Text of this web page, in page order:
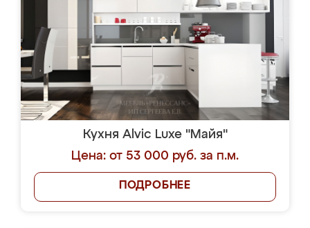
Кухня Alvic Luxe "Майя"
Цена: от 53 000 руб. за п.м.
ПОДРОБНЕЕ